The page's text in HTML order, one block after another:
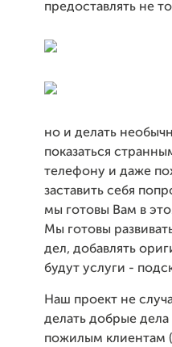
предоставлять не
но и делать
показаться
телефону и даже
заставить себя
мы готовы Вам в
Мы готовы
дел, добавлять
будут услуги -
Наш проект не
делать добрые
пожилым клиентам